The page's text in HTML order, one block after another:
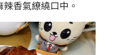
香氣繚繞口中。